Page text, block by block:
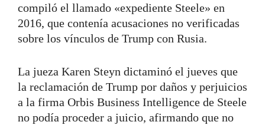
compiló el llamado «expediente Steele» en
2016, que contenía acusaciones no verificadas
sobre los vínculos de Trump con Rusia.
La jueza Karen Steyn dictaminó el jueves que
la reclamación de Trump por daños y perjuicios
a la firma Orbis Business Intelligence de Steele
no podía proceder a juicio, afirmando que no